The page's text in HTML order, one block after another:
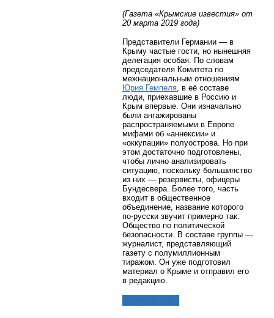
(Газета «Крымские известия» от
20 марта 2019 года)
Представители Германии — в
Крыму частые гости, но нынешняя
делегация особая. По словам
председателя Комитета по
межнациональным отношениям
Юрия Гемпеля, в её составе
люди, приехавшие в Россию и
Крым впервые. Они изначально
были ангажированы
распространяемыми в Европе
мифами об «аннексии» и
«оккупации» полуострова. Но при
этом достаточно подготовлены,
чтобы лично анализировать
ситуацию, поскольку большинство
из них — резервисты, офицеры
Бундесвера. Более того, часть
входит в общественное
объединение, название которого
по-русски звучит примерно так:
Общество по политической
безопасности. В составе группы —
журналист, представляющий
газету с полумиллионным
тиражом. Он уже подготовил
материал о Крыме и отправил его
в редакцию.